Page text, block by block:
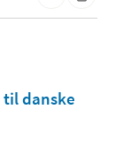
danske